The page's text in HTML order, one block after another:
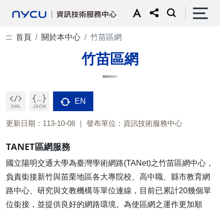
::: 首頁 關於本中心 竹苗區網
竹苗區網
EN
更新日期：113-10-08 發布單位：資訊技術服務中心
TANET區網服務
國立陽明交通大學為臺灣學術網路(TANet)之竹苗區網中心，
負責銜接新竹與苗栗地區各大專院校、高中職、縣市教育網
路中心、研究與文教機構等單位連線，目前已累計20幾個單
位銜接，並提供良好的網路環境。為使區網之運作更加順